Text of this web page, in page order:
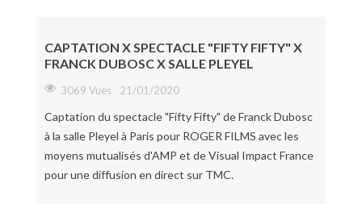
CAPTATION X SPECTACLE "FIFTY FIFTY" X
FRANCK DUBOSC X SALLE PLEYEL
3069 Vues 21/01/2020
Captation du spectacle "Fifty Fifty" de Franck Dubosc
à la salle Pleyel à Paris pour ROGER FILMS avec les
moyens mutualisés d'AMP et de Visual Impact France
pour une diffusion en direct sur TMC.